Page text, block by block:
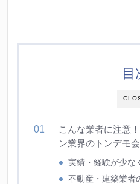
目
こんな業者に注意
ン業界のトンデモ会
実績・経験が少な
不動産・建築業者